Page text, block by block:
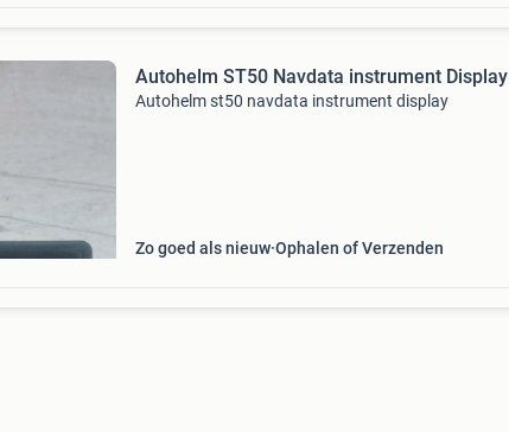
Autohelm ST50 Navdata instrument Display
Autohelm st50 navdata instrument display
Zo goed als nieuw Ophalen of Verzenden